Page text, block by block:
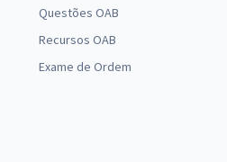
Questões OAB
Recursos OAB
Exame de Ordem